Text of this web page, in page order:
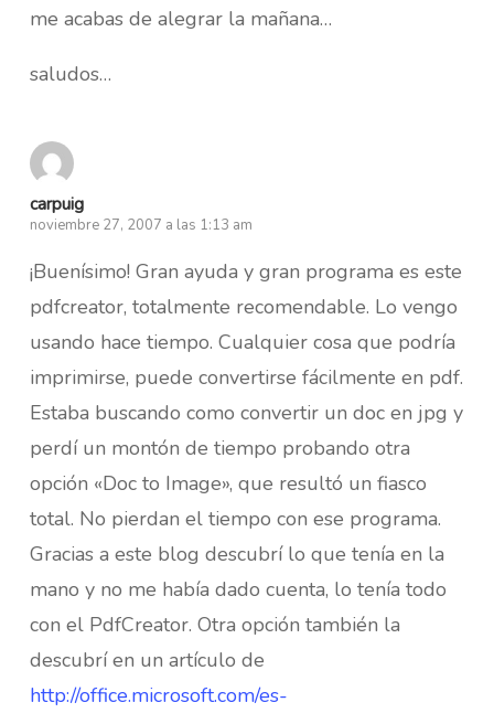
me acabas de alegrar la mañana…
saludos…
carpuig
noviembre 27, 2007 a las 1:13 am
¡Buenísimo! Gran ayuda y gran programa es este
pdfcreator, totalmente recomendable. Lo vengo
usando hace tiempo. Cualquier cosa que podría
imprimirse, puede convertirse fácilmente en pdf.
Estaba buscando como convertir un doc en jpg y
perdí un montón de tiempo probando otra
opción «Doc to Image», que resultó un fiasco
total. No pierdan el tiempo con ese programa.
Gracias a este blog descubrí lo que tenía en la
mano y no me había dado cuenta, lo tenía todo
con el PdfCreator. Otra opción también la
descubrí en un artículo de
http://office.microsoft.com/es-